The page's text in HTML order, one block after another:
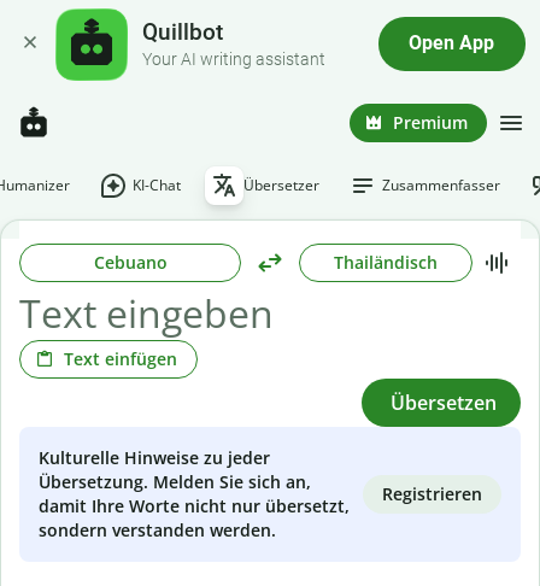
Quillbot
Your AI writing assistant
Open App
Premium
KI-Chat Übersetzer Zusammenfasser
Cebuano Thailändisch
Text einfügen
Übersetzen
Kulturelle Hinweise zu jeder
Übersetzung. Melden Sie sich an,
damit Ihre Worte nicht nur übersetzt,
sondern verstanden werden.
Registrieren